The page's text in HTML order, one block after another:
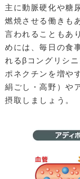
主に動脈硬化や糖
燃焼させる働きも
言われることもあ
めには、毎日の食
れるβコングリシ
ポネクチンを増や
絹ごし・高野）や
摂取しましょう。